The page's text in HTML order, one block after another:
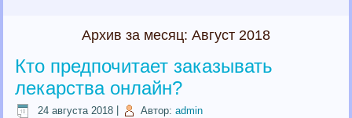
Архив за месяц: Август 2018
Кто предпочитает заказывать
лекарства онлайн?
24 августа 2018 Автор: admin